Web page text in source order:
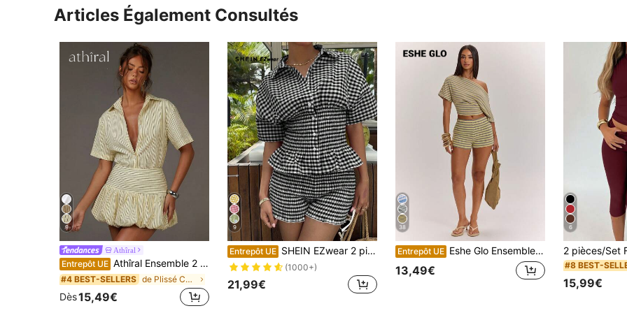
Articles Également Consultés
9
Athîral
Entrepôt UE Athîral Ensemble 2 pièces casual de femme composé d'un Top rayé à manches mi-longues et d'un short fleuri pour la ville
#4 BEST-SELLERS de Plissé Coordonnées féminines
Dès15,49€
9
Entrepôt UE SHEIN EZwear 2 pièces/set Chemise à taille froncée et shorts en tartan rouge tissé pour femmes
(1000+)
21,99€
38
Entrepôt UE Eshe Glo Ensemble top à manches courtes à épaule asymétrique rayé et short taille basse pour femmes, ensemble 2 pièces rayé printemps/été, ensemble 2 pièces d'été, ensemble 2 pièces décontracté, ensemble 2 pièces confortable, convient pour les vacances à la plage et le port quotidien décontracté, tenue de base/été/plage/décontracté, ensemble rayé
13,49€
6
#8 BEST-
15,99€